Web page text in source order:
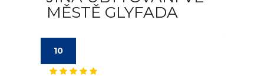
MĚSTĚ GLYFADA
10